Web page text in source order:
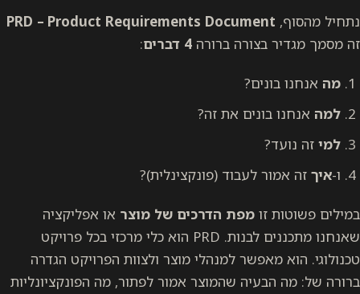
נתחיל מהסוף, PRD – Product Requirements Document
זה מסמך מגדיר בצורה ברורה 4 דברים :
מה אנחנו בונים?
למה אנחנו בונים את זה?
למי זה נועד?
ו-איך זה אמור לעבוד (פונקצינלית)?
במילים פשוטות זו מפת הדרכים של מוצר או אפליקציה
שאנחנו מתכננים לבנות. PRD הוא כלי מרכזי בכל פרויקט
טכנולוגי. הוא מאפשר למנהלי מוצר ולצוות הפרויקט הגדרה
ברורה של: מה הבעיה שהמוצר אמור לפתור, מה הפונקציונליות